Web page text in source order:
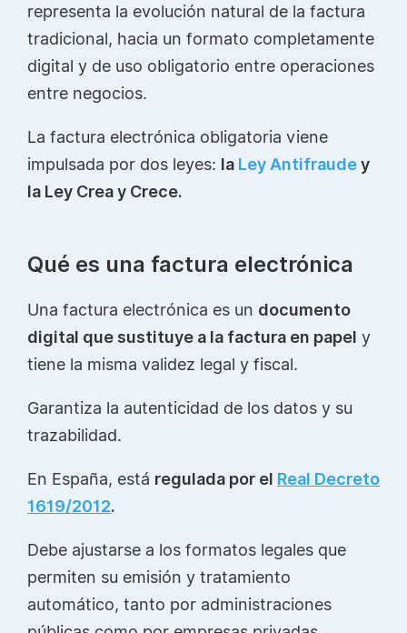
representa la evolución natural de la factura
tradicional, hacia un formato completamente
digital y de uso obligatorio entre operaciones
entre negocios.
La factura electrónica obligatoria viene
impulsada por dos leyes: la Ley Antifraudey
la Ley Crea y Crece.
Qué es una factura electrónica
Una factura electrónica es un documento
digital que sustituye a la factura en papel y
tiene la misma validez legal y fiscal.
Garantiza la autenticidad de los datos y su
trazabilidad.
En España, está regulada por el Real Decreto
1619/2012.
Debe ajustarse a los formatos legales que
permiten su emisión y tratamiento
automático, tanto por administraciones